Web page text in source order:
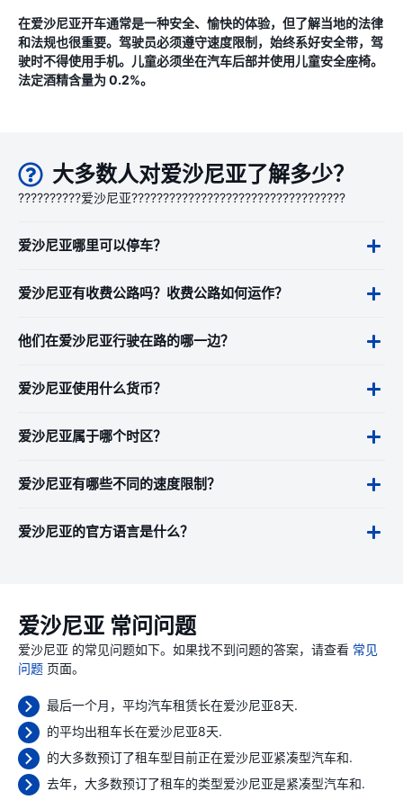
在爱沙尼亚开车通常是一种安全、愉快的体验，但了解当地的法律
和法规也很重要。驾驶员必须遵守速度限制，始终系好安全带，驾
驶时不得使用手机。儿童必须坐在汽车后部并使用儿童安全座椅。
法定酒精含量为 0.2%。
大多数人对爱沙尼亚了解多少？
??????????爱沙尼亚??????????????????????????????????
爱沙尼亚哪里可以停车？
爱沙尼亚有收费公路吗？收费公路如何运作？
他们在爱沙尼亚行驶在路的哪一边？
爱沙尼亚使用什么货币？
爱沙尼亚属于哪个时区？
爱沙尼亚有哪些不同的速度限制？
爱沙尼亚的官方语言是什么？
爱沙尼亚 常问问题
爱沙尼亚 的常见问题如下。如果找不到问题的答案，请查看 常见
问题 页面。
最后一个月，平均汽车租赁长在爱沙尼亚8天.
的平均出租车长在爱沙尼亚8天.
的大多数预订了租车型目前正在爱沙尼亚紧凑型汽车和.
去年，大多数预订了租车的类型爱沙尼亚是紧凑型汽车和.